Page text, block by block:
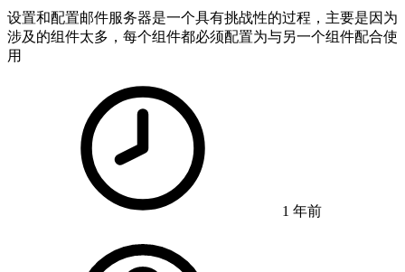
设置和配置邮件服务器是一个具有挑战性的过程，主要是因为
涉及的组件太多，每个组件都必须配置为与另一个组件配合使
用
1 年前